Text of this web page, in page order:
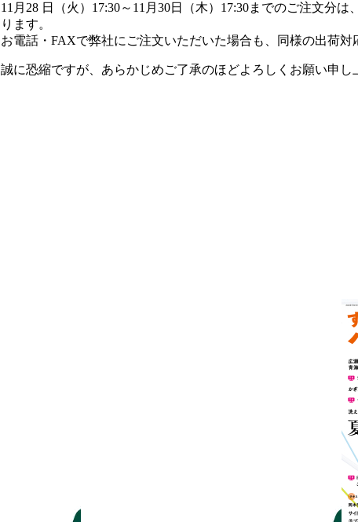
11月28 日（火）17:30～11月30日（木）17:30までのご注文分は
ります。
お電話・FAXで弊社にご注文いただいた場合も、同様の出荷対
誠に恐縮ですが、あらかじめご了承のほどよろしくお願い申し